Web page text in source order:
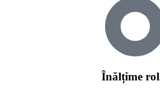
Înălțime